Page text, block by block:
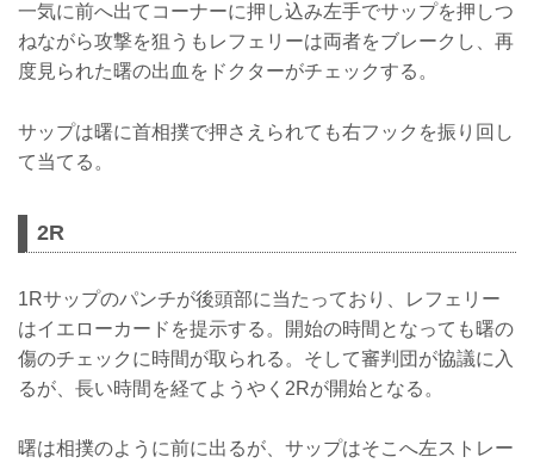
一気に前へ出てコーナーに押し込み左手でサップを押しつ
ねながら攻撃を狙うもレフェリーは両者をブレークし、再
度見られた曙の出血をドクターがチェックする。
サップは曙に首相撲で押さえられても右フックを振り回し
て当てる。
2R
1Rサップのパンチが後頭部に当たっており、レフェリー
はイエローカードを提示する。開始の時間となっても曙の
傷のチェックに時間が取られる。そして審判団が協議に入
るが、長い時間を経てようやく2Rが開始となる。
曙は相撲のように前に出るが、サップはそこへ左ストレー